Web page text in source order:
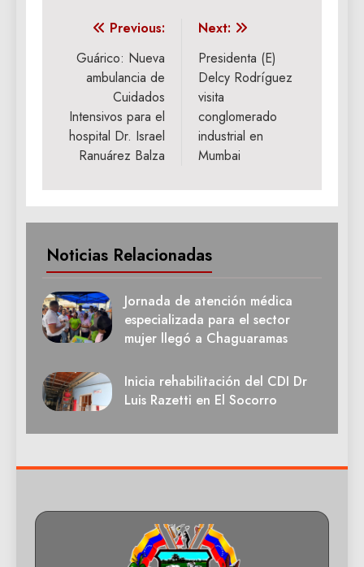
Navegación
de
entradas
Previous:
Guárico: Nueva
ambulancia de
Cuidados
Intensivos para el
hospital Dr. Israel
Ranuárez Balza
Next:
Presidenta (E)
Delcy Rodríguez
visita
conglomerado
industrial en
Mumbai
Noticias Relacionadas
Jornada de atención médica
especializada para el sector
mujer llegó a Chaguaramas
Inicia rehabilitación del CDI Dr
Luis Razetti en El Socorro